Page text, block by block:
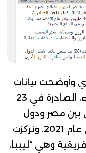
وأوضحت بيانات
الجهاز المركزي للتعبئة والإحصاء، الصادرة في 23
بين مصر ودول
الكوميسا ارتفع بنسبة 33% في عام 2021، وتركزت
في 5 دول إفريقية وهي “ليبيا،